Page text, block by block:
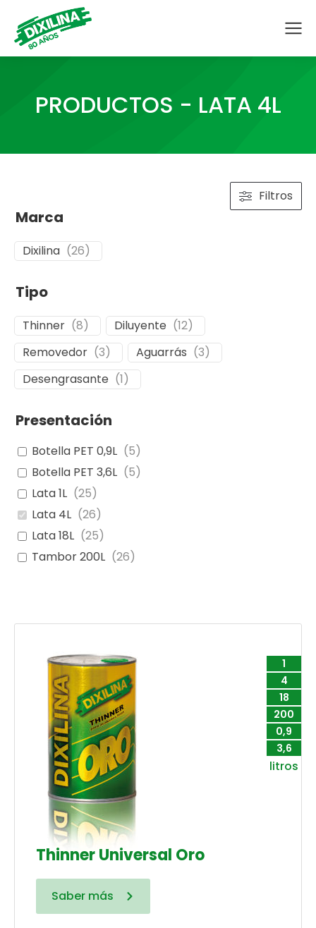
PRODUCTOS - LATA 4L
Filtros
Marca
Dixilina (26)
Tipo
Thinner (8) Diluyente (12)
Removedor (3) Aguarrás (3)
Desengrasante (1)
Presentación
Botella PET 0,9L (5)
Botella PET 3,6L (5)
Lata 1L (25)
Lata 4L (26)
Lata 18L (25)
Tambor 200L (26)
1
4
18
200
0,9
3,6
litros
Thinner Universal Oro
Saber más